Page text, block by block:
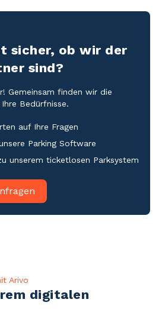
sicher, ob wir der
sind?
Gemeinsam finden wir die
Bedürfnisse.
auf Ihre Fragen
Parking Software
unserem ticketlosen Parksystem
Arivo
digitalen